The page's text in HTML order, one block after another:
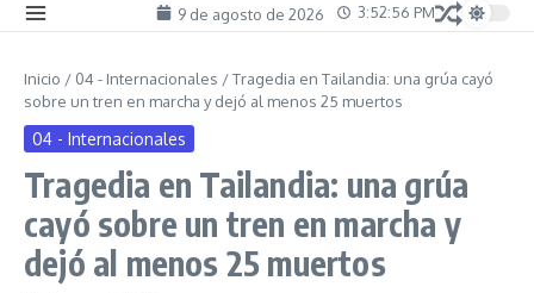
9 de agosto de 2026 3:52:56 PM
Inicio / 04 - Internacionales /Tragedia en Tailandia: una grúa cayó
sobre un tren en marcha y dejó al menos 25 muertos
04 - Internacionales
Tragedia en Tailandia: una grúa
cayó sobre un tren en marcha y
dejó al menos 25 muertos